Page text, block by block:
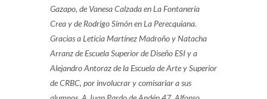
Gazapo, de Vanesa Calzada en La Fontanería
Crea y de Rodrigo Simón en La Perecquiana.
Gracias a Leticia Martínez Madroño y Natacha
Arranz de Escuela Superior de Diseño ESI y a
Alejandro Antoraz de la Escuela de Arte y Superior
de CRBC, por involucrar y comisariar a sus